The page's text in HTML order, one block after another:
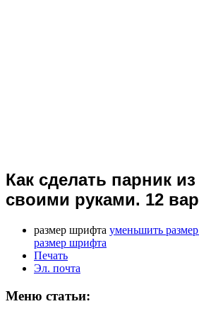
Как сделать парник
своими руками. 12
размер шрифта уменьшить
размер шрифта
Печать
Эл. почта
Меню статьи: